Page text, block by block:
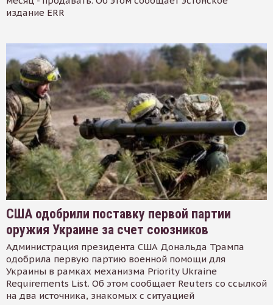
издание ERR
США одобрили поставку первой партии
оружия Украине за счет союзников
Администрация президента США Дональда Трампа
одобрила первую партию военной помощи для
Украины в рамках механизма Priority Ukraine
Requirements List. Об этом сообщает Reuters со ссылкой
на два источника, знакомых с ситуацией